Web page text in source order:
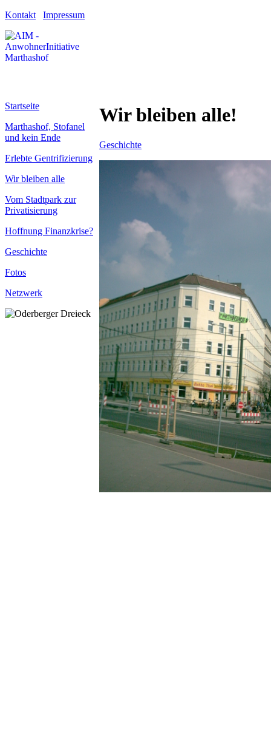
Kontakt Impressum
Startseite
Marthashof, Stofanel
und kein Ende
Erlebte Gentrifizierung
Wir bleiben alle
Vom Stadtpark zur
Privatisierung
Hoffnung Finanzkrise?
Geschichte
Fotos
Netzwerk
Wir bleiben alle!
Geschichte